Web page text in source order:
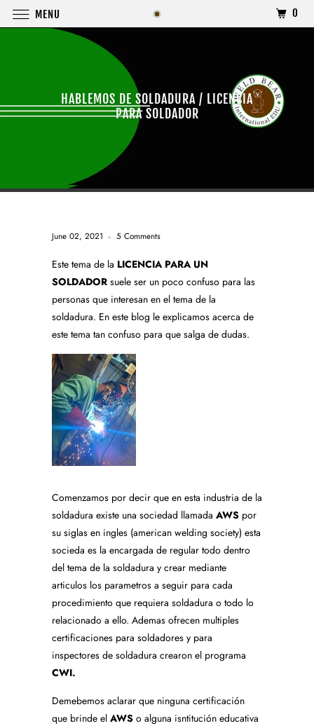
HABLEMOS DE SOLDADURA / LICENCIA
PARA SOLDADOR
June 02, 2021 5 Comments
Este tema de la LICENCIA PARA UN
SOLDADOR suele ser un poco confuso para las
personas que interesan en el tema de la
soldadura. En este blog le explicamos acerca de
este tema tan confuso para que salga de dudas.
Comenzamos por decir que en esta industria de la
soldadura existe una sociedad llamada AWS por
su siglas en ingles (american welding society) esta
socieda es la encargada de regular todo dentro
del tema de la soldadura y crear mediante
articulos los parametros a seguir para cada
procedimiento que requiera soldadura o todo lo
relacionado a ello. Ademas ofrecen multiples
certificaciones para soldadores y para
inspectores de soldadura crearon el programa
CWI.
Demebemos aclarar que ninguna certificación
que brinde el AWS o alguna isntitución educativa
MENU 0